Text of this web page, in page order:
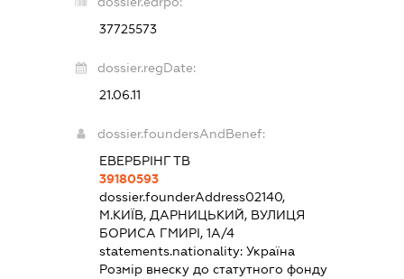
37725573
dossier.regDate:
21.06.11
dossier.foundersAndBenef:
ЕВЕРБРІНГ ТВ
39180593
dossier.founderAddress02140,
М.КИЇВ, ДАРНИЦЬКИЙ, ВУЛИЦЯ
БОРИСА ГМИРІ, 1А/4
statements.nationality: Україна
Розмір внеску до статутного фонду